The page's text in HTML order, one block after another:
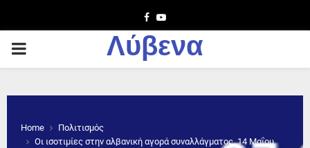
Facebook
Youtube
PRIMARY
Λύβενα
Home
Πολιτισμός
Οι ισοτιμίες στην αλβανική αγορά συναλλάγματος, 14 Μαΐου